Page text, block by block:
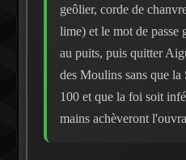
geôlier, corde de
lime) et le mot de passe
au puits, puis quitter
des Moulins sans que
100 et que la foi soit
mains achèveront